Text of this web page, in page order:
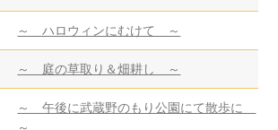
～ ハロウィンにむけて ～
～ 庭の草取り＆畑耕し ～
～ 午後に武蔵野のもり公園にて散歩に